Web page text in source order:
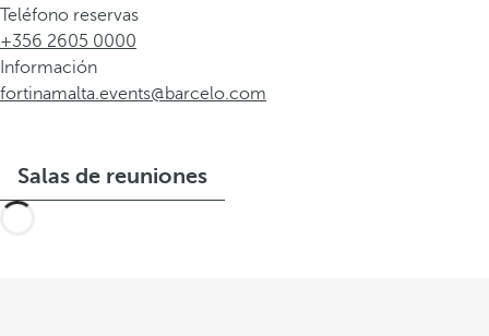
Teléfono reservas
+356 2605 0000
Información
fortinamalta.events@barcelo.com
Salas de reuniones